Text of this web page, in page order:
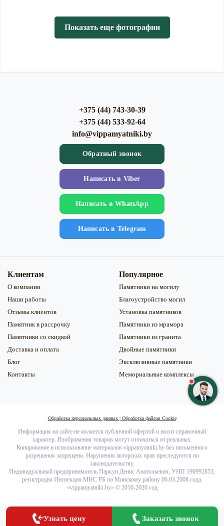
Показать еще фотографии
+375 (44) 743-30-39
+375 (44) 533-92-64
info@vippamyatniki.by
Обратный звонок
Напиcать в Viber
Напиcать в WhatsApp
Напиcать в Telegram
Клиентам
О компании
Наши работы
Отзывы клиентов
Памятник в рассрочку
Памятники со скидкой
Доставка и оплата
Блог
Контакты
Популярное
Памятники на могилу
Благоустройство могил
Установка памятников
Памятники из мрамора
Памятники из гранита
Двойные памятники
Эксклюзивные памятники
Мемориальные комплексы
Обработка персональных данных| Обработка файлов Сookie
Информация на сайте не является публичной офертой и носит справочный
характер. Изображения товаров могут отличаться от реальных.
Копирование и использование материалов vippamyatniki.by без письменного
разрешения запрещено. Нарушения авторских прав преследуются по
законодательству.
Индивидуальный предприниматель Паркун Денис Анатольевич, УНП 190992853,
регистрация Инспекция МНС РБ по Минскому району 06.03.2008 года.
«vippamyatniki.by» © 2010-2026 год
Узнать цену Заказать звонок